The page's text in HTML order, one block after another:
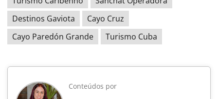
Destinos Gaviota
Cayo Cruz
Cayo Paredón Grande
Turismo Cuba
Conteúdos por